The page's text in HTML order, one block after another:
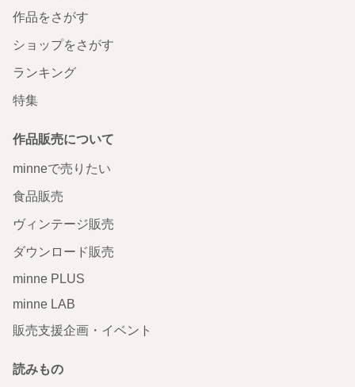
作品をさがす
ショップをさがす
ランキング
特集
作品販売について
minneで売りたい
食品販売
ヴィンテージ販売
ダウンロード販売
minne PLUS
minne LAB
販売支援企画・イベント
読みもの